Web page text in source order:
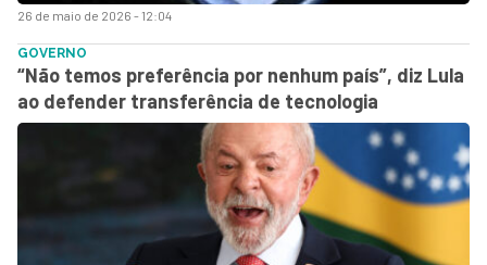
26 de maio de 2026 - 12:04
GOVERNO
“Não temos preferência por nenhum país”, diz Lula
ao defender transferência de tecnologia